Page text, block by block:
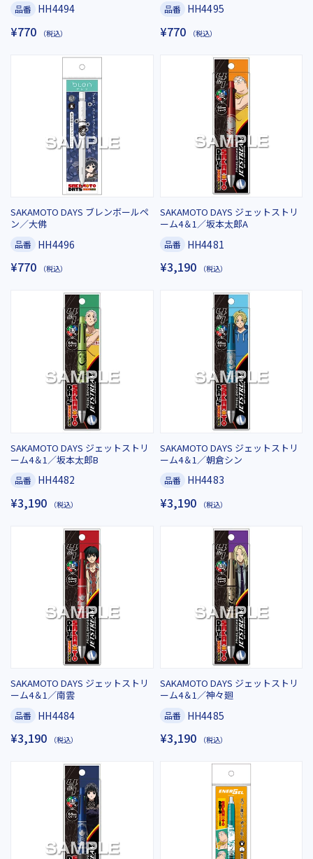
品番 HH4494
¥770 （税込）
品番 HH4495
¥770 （税込）
SAKAMOTO DAYS ブレンボールペ
ン／大佛
品番 HH4496
¥770 （税込）
SAKAMOTO DAYS ジェットストリ
ーム4＆1／坂本太郎A
品番 HH4481
¥3,190 （税込）
SAKAMOTO DAYS ジェットストリ
ーム4＆1／坂本太郎B
品番 HH4482
¥3,190 （税込）
SAKAMOTO DAYS ジェットストリ
ーム4＆1／朝倉シン
品番 HH4483
¥3,190 （税込）
SAKAMOTO DAYS ジェットストリ
ーム4＆1／南雲
品番 HH4484
¥3,190 （税込）
SAKAMOTO DAYS ジェットストリ
ーム4＆1／神々廻
品番 HH4485
¥3,190 （税込）